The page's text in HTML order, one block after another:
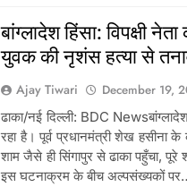
बांग्लादेश हिंसा: विपक्षी
युवक की नृशंस हत्या से
Ajay Tiwari December 19,
ढाका/नई दिल्ली: BDC
रहा है। पूर्व प्रधानमंत्री शेख हसीना के
शाम जैसे ही सिंगापुर से ढाका पहुँचा, पूरे
इस घटनाक्रम के बीच अल्पसंख्यकों